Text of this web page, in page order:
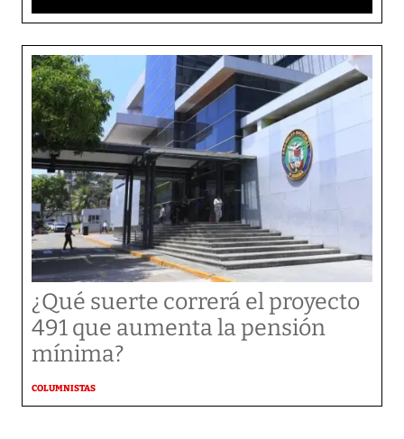
¿Qué suerte correrá el proyecto
491 que aumenta la pensión
mínima?
COLUMNISTAS